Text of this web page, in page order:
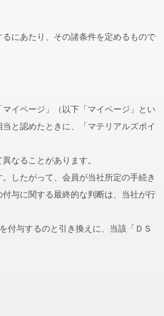
にあたり、その諸条件を定めるもので
イページ」（以下「マイページ」とい
と認めたときに、「マテリアルズポイ
なることがあります。
したがって、会員が当社所定の手続き
与に関する最終的な判断は、当社が行
付与するのと引き換えに、当該「ＤＳ